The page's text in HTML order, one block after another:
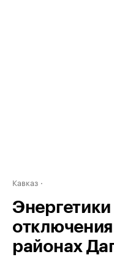
Кавказ
отключения
районах